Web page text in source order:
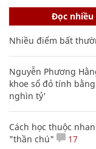
Đọc nhiều
Nhiều điểm bất
Nguyễn Phương
khoe sổ đỏ tính
nghìn tỷ'
Cách học thuộc
"thần chú"
17